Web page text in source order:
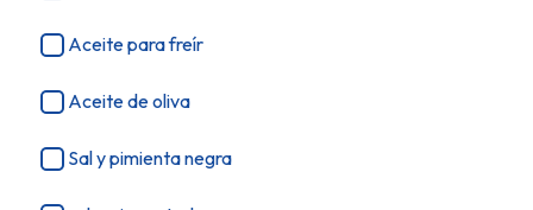
Aceite para freír
Aceite de oliva
Sal y pimienta negra